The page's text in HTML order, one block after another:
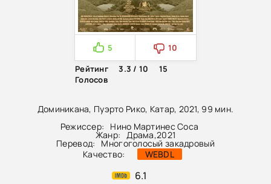
Доминикана, Пуэрто Рико, Катар, 2021, 99 мин.
Режиссер:
Нино Мартинес Соса
Жанр: Драма,2021
Перевод:
Многоголосый закадровый
Качество:
WEBDL
6.1
5
10
Рейтинг
3.3 / 10
15
Голосов